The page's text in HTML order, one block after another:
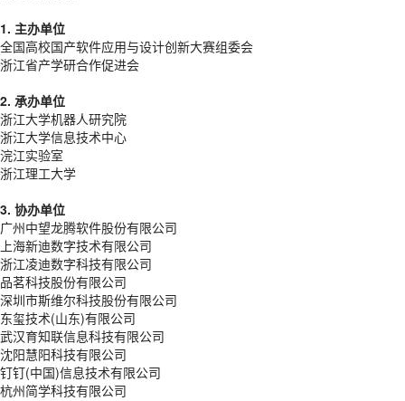
1. 主办单位
全国高校国产软件应用与设计创新大赛组委会
浙江省产学研合作促进会
2. 承办单位
浙江大学机器人研究院
浙江大学信息技术中心
浣江实验室
浙江理工大学
3. 协办单位
广州中望龙腾软件股份有限公司
上海新迪数字技术有限公司
浙江凌迪数字科技有限公司
品茗科技股份有限公司
深圳市斯维尔科技股份有限公司
东玺技术(山东)有限公司
武汉育知联信息科技有限公司
沈阳慧阳科技有限公司
钉钉(中国)信息技术有限公司
杭州简学科技有限公司